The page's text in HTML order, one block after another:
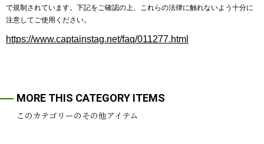
で規制されています。下記をご確認の上、これらの法律に触れないよう十分に
注意してご使用ください。
https://www.captainstag.net/faq/011277.html
MORE THIS CATEGORY ITEMS
このカテゴリーのその他アイテム